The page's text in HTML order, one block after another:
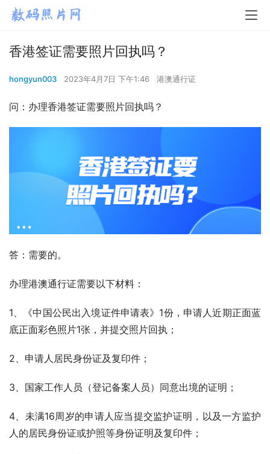
香港签证需要照片回执吗？
hongyun003 2023年4月7日 下午1:46 港澳通行证
问：办理香港签证需要照片回执吗？
答：需要的。
办理港澳通行证需要以下材料：
1、《中国公民出入境证件申请表》1份，申请人近期正面蓝
底正面彩色照片1张，并提交照片回执；
2、申请人居民身份证及复印件；
3、国家工作人员（登记备案人员）同意出境的证明；
4、未满16周岁的申请人应当提交监护证明，以及一方监护
人的居民身份证或护照等身份证明及复印件；